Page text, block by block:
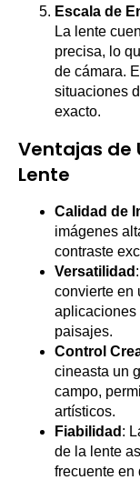
Escala de
La lente
precisa, lo
de cámara.
situaciones
exacto.
Ventajas de
Lente
Calidad de
imágenes
contraste
Versatilidad
convierte en
aplicaciones
paisajes.
Control
cineasta un
campo,
artísticos.
Fiabilidad :
de la lente
frecuente en